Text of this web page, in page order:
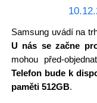
Samsung uvádí na
U nás se začne
mohou před-
Telefon bude k
paměti 512GB.